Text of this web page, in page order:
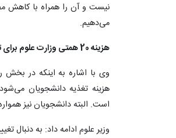
نیست و آن را همراه با کاهش
می‌دهیم.
هزینه 20 همتی وزارت علوم برای تغذیه دانشجویان
هزینه تغذیه دانشجویان
است. البته دانشجویان نیز
وزیر علوم ادامه داد: به دنبال